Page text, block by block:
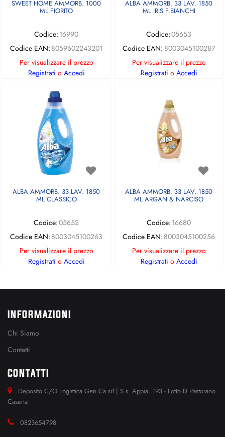
SWEET HOME AMMORB. 1000
ML FIORITO
Codice: 16990
Codice EAN: 8059602243201
Per visualizzare il prezzo
Registrati o Accedi
ALBA AMMORB. 33 LAV. 1850
ML IRIS F.BIANCHI
Codice:05653
Codice EAN: 8003045100287
Per visualizzare il prezzo
Registrati o Accedi
ALBA AMMORB. 33 LAV. 1850
ML CLASSICO
Codice:05652
Codice EAN: 8003045100263
Per visualizzare il prezzo
Registrati o Accedi
ALBA AMMORB. 33 LAV. 1850
ML ARGAN & NARCISO
Codice: 16680
Codice EAN: 8003045100256
Per visualizzare il prezzo
Registrati o Accedi
INFORMAZIONI
Chi Siamo
Contatti
CONTATTI
Deposito C/O Logistica Gen.Ca srl | S.s. Appia. 193 - Lotto D Pastorano
Caserta
0823654798